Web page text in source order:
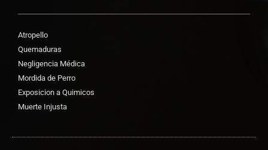
Atropello
Quemaduras
Negligencia Médica
Mordida de Perro
Exposicion a Quimicos
Muerte Injusta